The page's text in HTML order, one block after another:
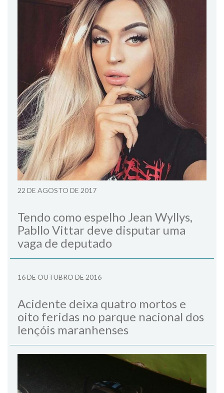
22 DE AGOSTO DE 2017
Tendo como espelho Jean Wyllys,
Pabllo Vittar deve disputar uma
vaga de deputado
16 DE OUTUBRO DE 2016
Acidente deixa quatro mortos e
oito feridas no parque nacional dos
lençóis maranhenses